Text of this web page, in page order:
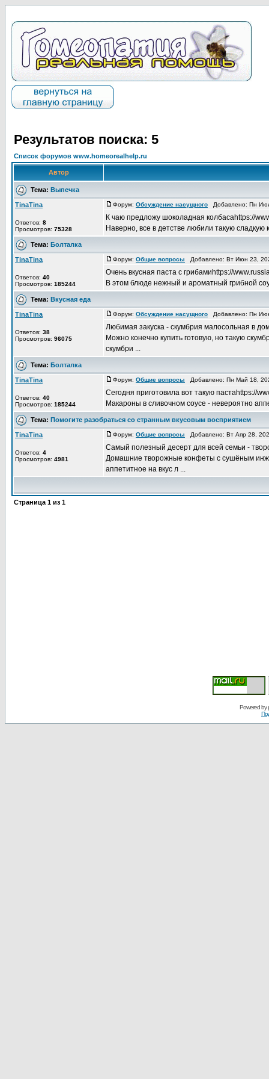
Результатов поиска: 5
Список форумов www.homeorealhelp.ru
Автор
Тема: Выпечка
TinaTina
Ответов: 8
Просмотров: 75328
Форум: Обсуждение насущного Добавлено: Пн
К чаю предложу шоколадная колбасаhttps://
Наверно, все в детстве любили такую
Тема: Болталка
TinaTina
Ответов: 40
Просмотров: 185244
Форум: Общие вопросы Добавлено: Вт Июн 23,
Очень вкусная паста с грибамиhttps://
В этом блюде нежный и ароматный грибной
Тема: Вкусная еда
TinaTina
Ответов: 38
Просмотров: 96075
Форум: Обсуждение насущного Добавлено: Пн
Любимая закуска - скумбрия малосольная в
Можно конечно купить готовую, но такую
скумбри ...
Тема: Болталка
TinaTina
Ответов: 40
Просмотров: 185244
Форум: Общие вопросы Добавлено: Пн Май 18,
Сегодня приготовила вот такую пастаhttps://
Макароны в сливочном соусе - невероятно
Тема: Помогите разобраться со странным вкусовым восприятием
TinaTina
Ответов: 4
Просмотров: 4981
Форум: Общие вопросы Добавлено: Вт Апр 28,
Самый полезный десерт для всей семьи -
Домашние творожные конфеты с сушёным
аппетитное на вкус л ...
Страница 1 из 1
Powered by